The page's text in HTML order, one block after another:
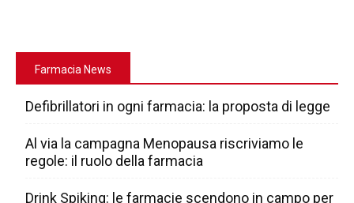
Farmacia News
Defibrillatori in ogni farmacia: la proposta di legge
Al via la campagna Menopausa riscriviamo le
regole: il ruolo della farmacia
Drink Spiking: le farmacie scendono in campo per